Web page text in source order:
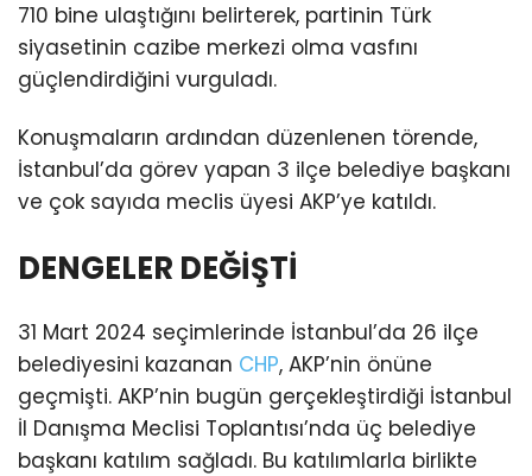
710 bine ulaştığını belirterek, partinin Türk
siyasetinin cazibe merkezi olma vasfını
güçlendirdiğini vurguladı.
Konuşmaların ardından düzenlenen törende,
İstanbul’da görev yapan 3 ilçe belediye başkanı
ve çok sayıda meclis üyesi AKP’ye katıldı.
DENGELER DEĞİŞTİ
31 Mart 2024 seçimlerinde İstanbul’da 26 ilçe
belediyesini kazanan CHP, AKP’nin önüne
geçmişti. AKP’nin bugün gerçekleştirdiği İstanbul
İl Danışma Meclisi Toplantısı’nda üç belediye
başkanı katılım sağladı. Bu katılımlarla birlikte